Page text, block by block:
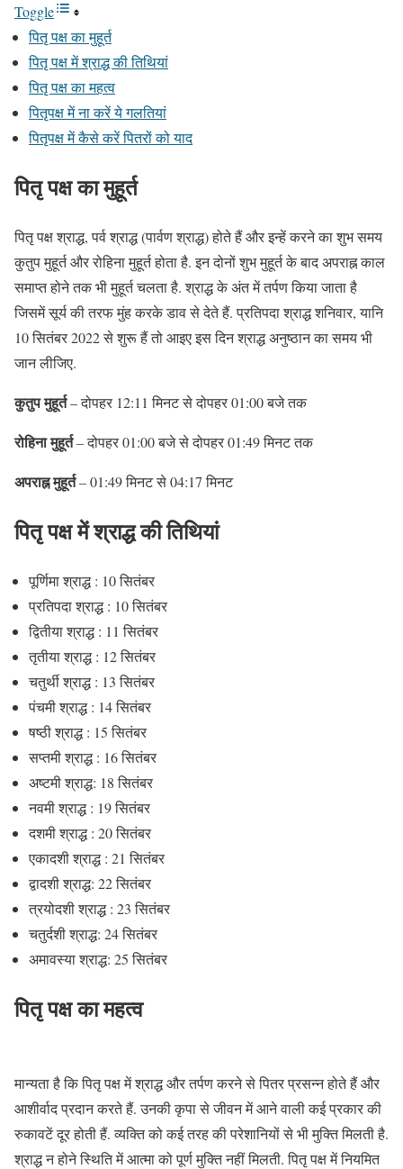
Toggle
पितृ पक्ष का मुहूर्त
पितृ पक्ष में श्राद्ध की तिथियां
पितृ पक्ष का महत्व
पितृपक्ष में ना करें ये गलतियां
पितृपक्ष में कैसे करें पितरों को याद
पितृ पक्ष का मुहूर्त
पितृ पक्ष श्राद्ध, पर्व श्राद्ध (पार्वण श्राद्ध) होते हैं और इन्हें करने का शुभ समय
कुतुप मुहूर्त और रोहिना मुहूर्त होता है. इन दोनों शुभ मुहूर्त के बाद अपराह्न काल
समाप्त होने तक भी मुहूर्त चलता है. श्राद्ध के अंत में तर्पण किया जाता है
जिसमें सूर्य की तरफ मुंह करके डाव से देते हैं. प्रतिपदा श्राद्ध शनिवार, यानि
10 सितंबर 2022 से शुरू हैं तो आइए इस दिन श्राद्ध अनुष्ठान का समय भी
जान लीजिए.
कुतुप मुहूर्त– दोपहर 12:11 मिनट से दोपहर 01:00 बजे तक
रोहिना मुहूर्त– दोपहर 01:00 बजे से दोपहर 01:49 मिनट तक
अपराह्न मुहूर्त– 01:49 मिनट से 04:17 मिनट
पितृ पक्ष में श्राद्ध की तिथियां
पूर्णिमा श्राद्ध : 10 सितंबर
प्रतिपदा श्राद्ध : 10 सितंबर
द्वितीया श्राद्ध : 11 सितंबर
तृतीया श्राद्ध : 12 सितंबर
चतुर्थी श्राद्ध : 13 सितंबर
पंचमी श्राद्ध : 14 सितंबर
षष्ठी श्राद्ध : 15 सितंबर
सप्तमी श्राद्ध : 16 सितंबर
अष्टमी श्राद्ध: 18 सितंबर
नवमी श्राद्ध : 19 सितंबर
दशमी श्राद्ध : 20 सितंबर
एकादशी श्राद्ध : 21 सितंबर
द्वादशी श्राद्ध: 22 सितंबर
त्रयोदशी श्राद्ध : 23 सितंबर
चतुर्दशी श्राद्ध: 24 सितंबर
अमावस्या श्राद्ध: 25 सितंबर
पितृ पक्ष का महत्व
मान्यता है कि पितृ पक्ष में श्राद्ध और तर्पण करने से पितर प्रसन्न होते हैं और
आशीर्वाद प्रदान करते हैं. उनकी कृपा से जीवन में आने वाली कई प्रकार की
रुकावटें दूर होती हैं. व्यक्ति को कई तरह की परेशानियों से भी मुक्ति मिलती है.
श्राद्ध न होने स्थिति में आत्मा को पूर्ण मुक्ति नहीं मिलती. पितृ पक्ष में नियमित